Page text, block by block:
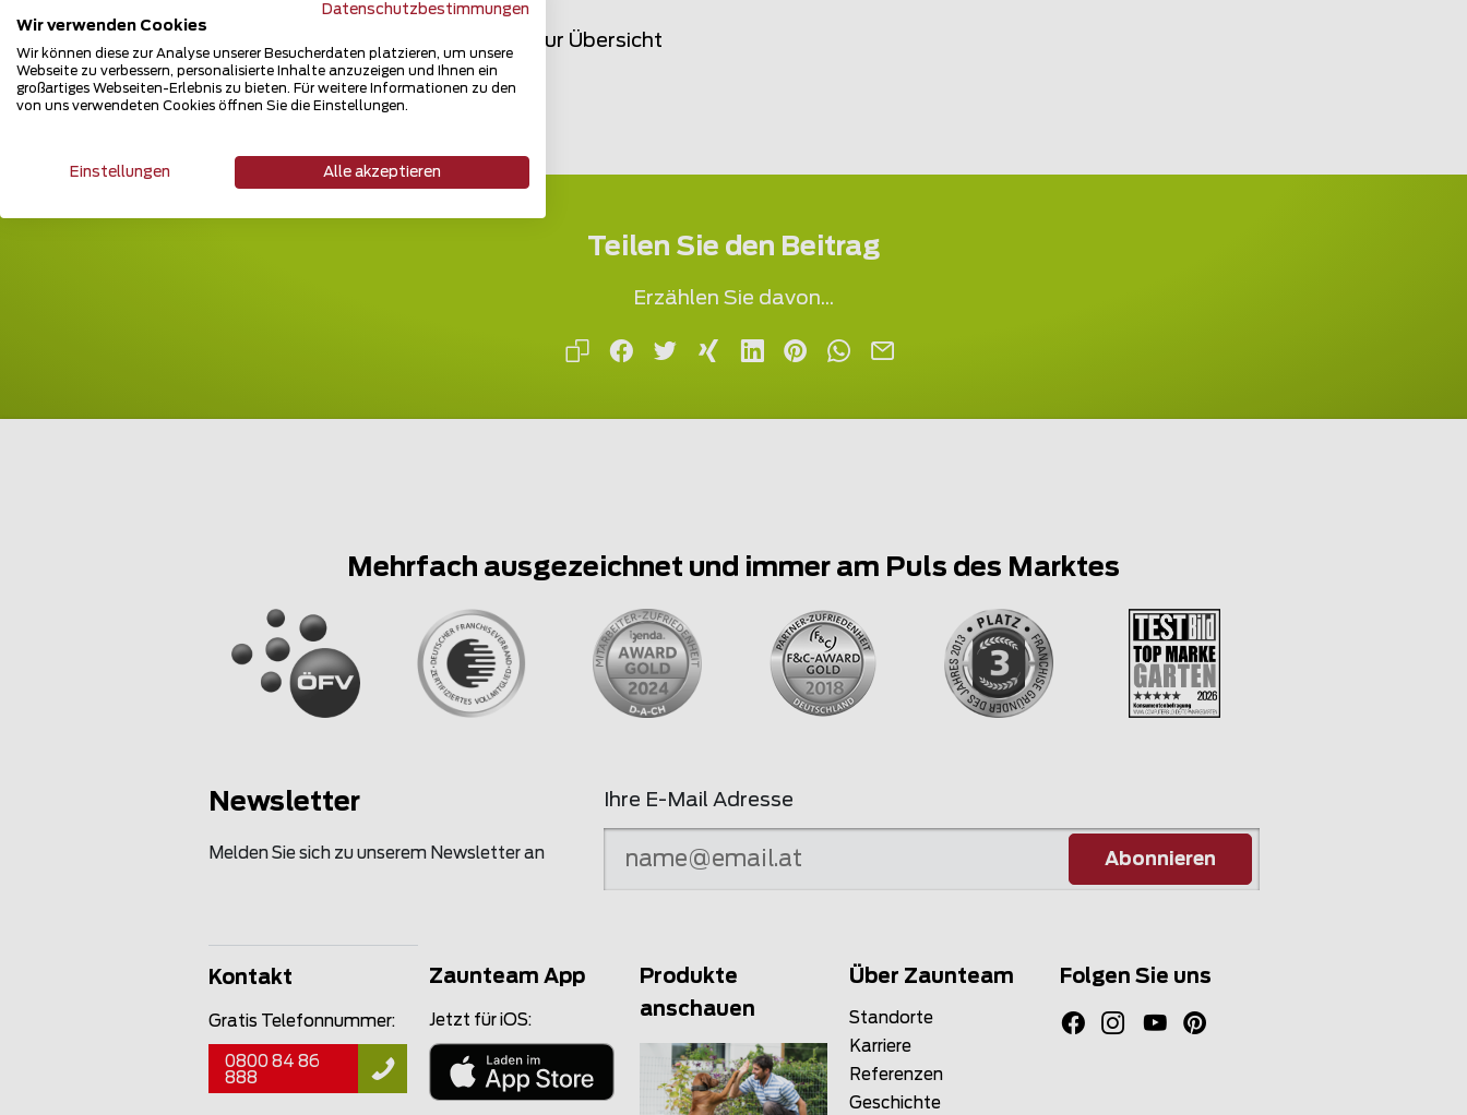
Zurück zur Übersicht
Teilen Sie den Beitrag
Erzählen Sie davon...
Mehrfach ausgezeichnet und immer am Puls des Marktes
Newsletter
Melden Sie sich zu unserem Newsletter an
Ihre E-Mail Adresse
Abonnieren
Kontakt
Gratis Telefonnummer:
0800 84 86
888
Zaunteam App
Jetzt für iOS:
Produkte
anschauen
Über Zaunteam
Standorte
Karriere
Referenzen
Geschichte
Folgen Sie uns
Datenschutzbestimmungen
Wir verwenden Cookies
Wir können diese zur Analyse unserer Besucherdaten platzieren, um unsere
Webseite zu verbessern, personalisierte Inhalte anzuzeigen und Ihnen ein
großartiges Webseiten-Erlebnis zu bieten. Für weitere Informationen zu den
von uns verwendeten Cookies öffnen Sie die Einstellungen.
Einstellungen Alle akzeptieren